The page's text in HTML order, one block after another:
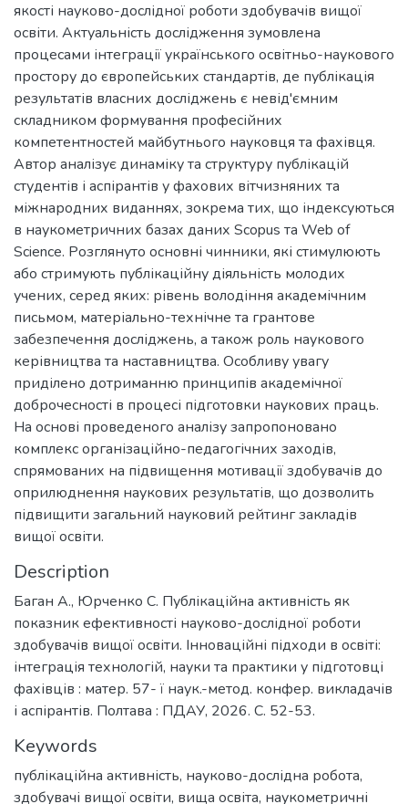
якості науково-дослідної роботи здобувачів вищої
освіти. Актуальність дослідження зумовлена
процесами інтеграції українського освітньо-наукового
простору до європейських стандартів, де публікація
результатів власних досліджень є невід'ємним
складником формування професійних
компетентностей майбутнього науковця та фахівця.
Автор аналізує динаміку та структуру публікацій
студентів і аспірантів у фахових вітчизняних та
міжнародних виданнях, зокрема тих, що індексуються
в наукометричних базах даних Scopus та Web of
Science. Розглянуто основні чинники, які стимулюють
або стримують публікаційну діяльність молодих
учених, серед яких: рівень володіння академічним
письмом, матеріально-технічне та грантове
забезпечення досліджень, а також роль наукового
керівництва та наставництва. Особливу увагу
приділено дотриманню принципів академічної
доброчесності в процесі підготовки наукових праць.
На основі проведеного аналізу запропоновано
комплекс організаційно-педагогічних заходів,
спрямованих на підвищення мотивації здобувачів до
оприлюднення наукових результатів, що дозволить
підвищити загальний науковий рейтинг закладів
вищої освіти.
Description
Баган А., Юрченко С. Публікаційна активність як
показник ефективності науково-дослідної роботи
здобувачів вищої освіти. Інноваційні підходи в освіті:
інтеграція технологій, науки та практики у підготовці
фахівців : матер. 57- ї наук.-метод. конфер. викладачів
і аспірантів. Полтава : ПДАУ, 2026. С. 52-53.
Keywords
публікаційна активність, науково-дослідна робота,
здобувачі вищої освіти, вища освіта, наукометричні